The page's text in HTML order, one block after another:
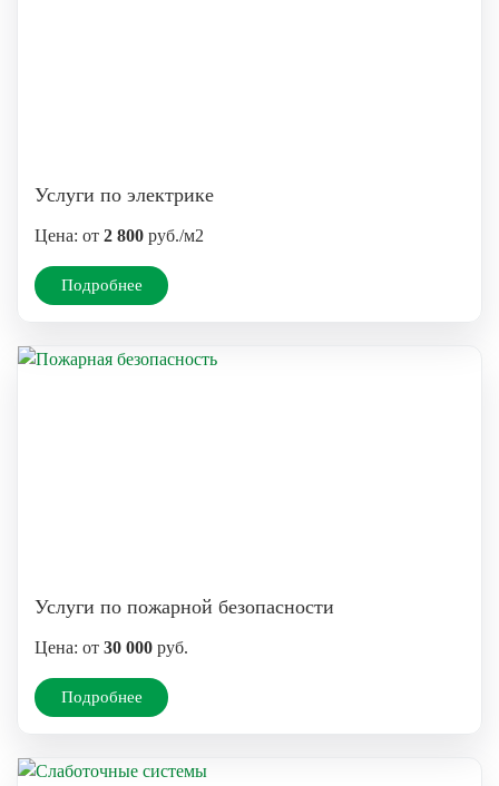
Услуги по электрике
Цена: от 2 800 руб./м2
Подробнее
Услуги по пожарной безопасности
Цена: от 30 000 руб.
Подробнее